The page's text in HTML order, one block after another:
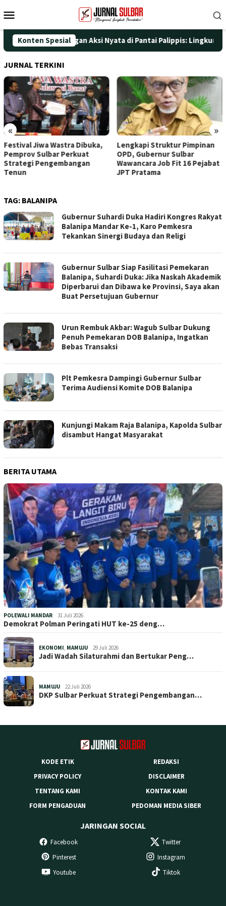
ke
Mobile
Konten Spesial
HUT ke-25 dengan Aksi Nyata di Pantai Palippis: Lingkungan
JURNAL TERKINI
« »
Festival Jiwa Wastra Dibuka,
Pemprov Sulbar Perkuat
Strategi Pengembangan
Tenun
Lengkapi Struktur Pimpinan
OPD, Gubernur Sulbar
Wawancara Job Fit 16 Pejabat
JPT Pratama
TAG: BALANIPA
Gubernur Suhardi Duka Hadiri Kongres Rakyat
Balanipa Mandar Ke-1, Karo Pemkesra
Tekankan Sinergi Budaya dan Religi
Gubernur Sulbar Siap Fasilitasi Pemekaran
Balanipa, Suhardi Duka: Jika Naskah Akademik
Diperbarui dan Dibawa ke Provinsi, Saya akan
Buat Persetujuan Gubernur
Urun Rembuk Akbar: Wagub Sulbar Dukung
Penuh Pemekaran DOB Balanipa, Ingatkan
Bebas Transaksi
Plt Pemkesra Dampingi Gubernur Sulbar
Terima Audiensi Komite DOB Balanipa
Kunjungi Makam Raja Balanipa, Kapolda Sulbar
disambut Hangat Masyarakat
BERITA UTAMA
POLEWALI MANDAR 31 Juli 2026
Demokrat Polman Peringati HUT ke-25 deng…
EKONOMI, MAMUJU 29 Juli 2026
Jadi Wadah Silaturahmi dan Bertukar Peng…
MAMUJU 22 Juli 2026
DKP Sulbar Perkuat Strategi Pengembangan…
KODE ETIK
REDAKSI
PRIVACY POLICY
DISCLAIMER
TENTANG KAMI
KONTAK KAMI
FORM PENGADUAN
PEDOMAN MEDIA SIBER
JARINGAN SOCIAL
Facebook
Twitter
Pinterest
Instagram
Youtube
Tiktok